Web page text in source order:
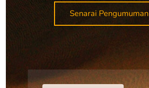
Senarai Pengumuman